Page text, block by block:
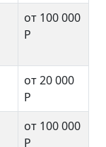
от 100 000
Р
от 20 000
Р
от 100 000
Р